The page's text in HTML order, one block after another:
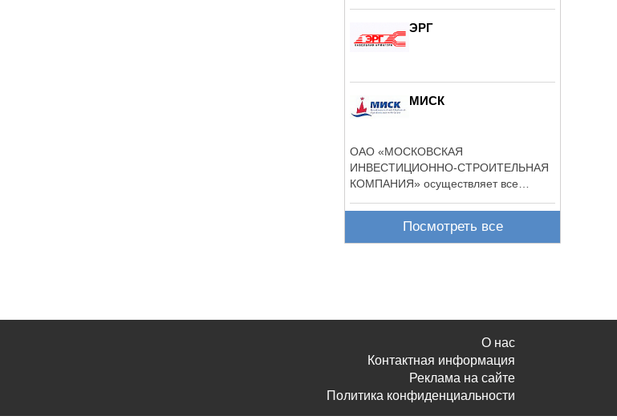
ЭРГ
МИСК
ОАО «МОСКОВСКАЯ
ИНВЕСТИЦИОННО-СТРОИТЕЛЬНАЯ
КОМПАНИЯ» осуществляет все
Посмотреть все
О нас
Контактная информация
Реклама на сайте
Политика конфиденциальности